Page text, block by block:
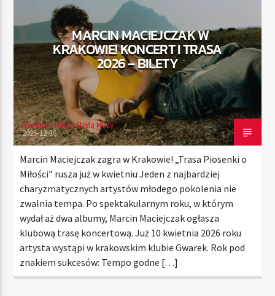
TERAZ
RADIO STREFA MUZY
00:00 10:00
MARCIN MACIEJCZAK W
KRAKOWIE! KONCERT I TRASA
2026 – BILETY
Redakcja Radia Strefa Muzy
2025-12-18
Marcin Maciejczak zagra w Krakowie! „Trasa Piosenki o
Miłości” rusza już w kwietniu Jeden z najbardziej
charyzmatycznych artystów młodego pokolenia nie
zwalnia tempa. Po spektakularnym roku, w którym
wydał aż dwa albumy, Marcin Maciejczak ogłasza
klubową trasę koncertową. Już 10 kwietnia 2026 roku
artysta wystąpi w krakowskim klubie Gwarek. Rok pod
znakiem sukcesów: Tempo godne […]